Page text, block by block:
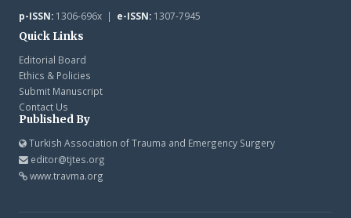
p-ISSN:1306-696x | e-ISSN:1307-7945
Quick Links
Editorial Board
Ethics & Policies
Submit Manuscript
Contact Us
Published By
Turkish Association of Trauma and Emergency Surgery
editor@tjtes.org
www.travma.org